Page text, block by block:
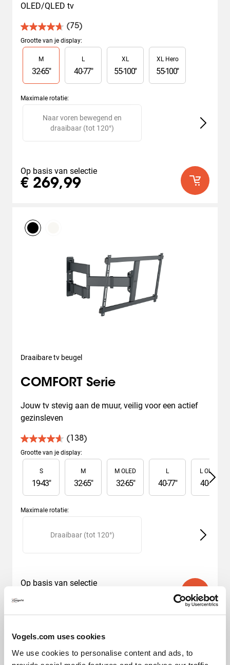
Vogels.com uses cookies
We use cookies to personalise content and ads, to
OLED/QLED tv
(75)
4.7
van
de
sterren.
75
Grootte van je display:
Slide 1 of 4
M
32-65"
L
40-77"
XL
55-100"
XL Hero
55-100"
Maximale rotatie:
Slide 1 of 2
Naar voren bewegend en
draaibaar (tot 120°)
Op basis van selectie
€ 269,99
Draaibare tv beugel
COMFORT Serie
Jouw tv stevig aan de muur, veilig voor een actief
gezinsleven
(138)
4.6
van
de
sterren.
138
Grootte van je display:
Slide 1 of 6
S
19-43"
M
32-65"
M OLED
32-65"
L
40-77"
L OLED
40-77
Maximale rotatie:
Slide 1 of 2
Draaibaar (tot 120°)
Op basis van selectie
€ 299,99